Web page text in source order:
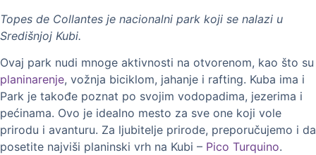
Topes de Collantes je nacionalni park koji se nalazi u
Središnjoj Kubi.
Ovaj park nudi mnoge aktivnosti na otvorenom, kao što su
planinarenje, vožnja biciklom, jahanje i rafting. Kuba ima i
Park je takođe poznat po svojim vodopadima, jezerima i
pećinama. Ovo je idealno mesto za sve one koji vole
prirodu i avanturu. Za ljubitelje prirode, preporučujemo i da
posetite najviši planinski vrh na Kubi – Pico Turquino.